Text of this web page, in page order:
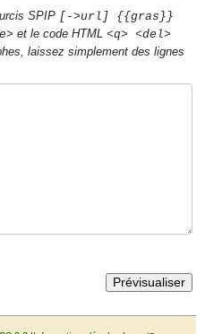
SPIP [->url] {{gras}}
et le code HTML<q> <del>
laissez simplement des lignes